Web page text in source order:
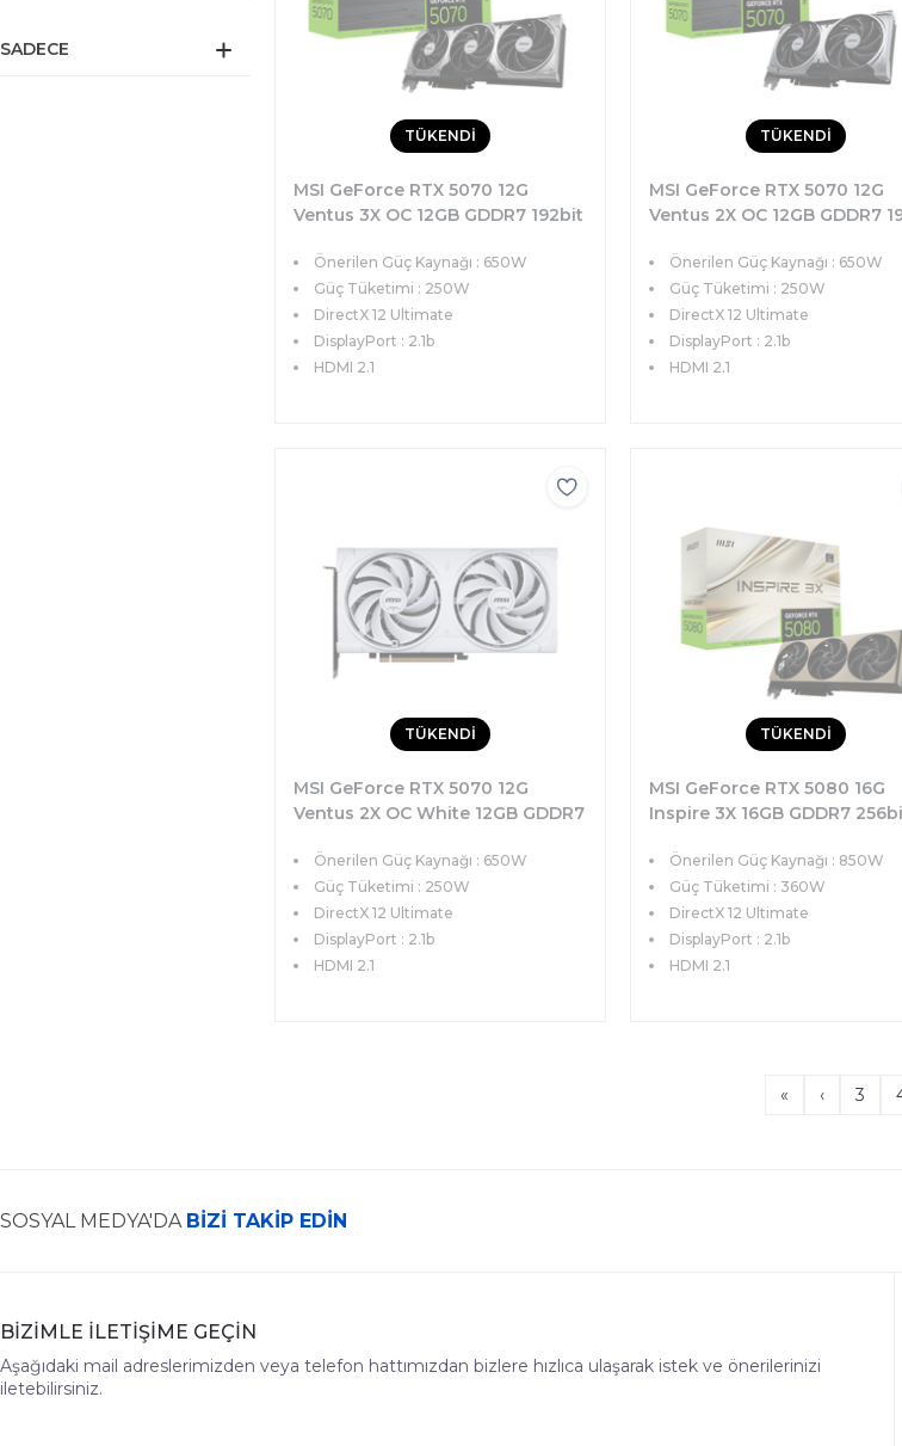
SADECE
MSI GeForce RTX 5070 12G
Ventus 3X OC 12GB GDDR7 192bit
Ekran Kartı
Önerilen Güç Kaynağı : 650W
Güç Tüketimi : 250W
DirectX 12 Ultimate
DisplayPort : 2.1b
HDMI 2.1
TÜKENDİ
MSI GeForce RTX 5070 12G
Ventus 2X OC 12GB GDDR7
Ekran Kartı
Önerilen Güç Kaynağı : 650W
Güç Tüketimi : 250W
DirectX 12 Ultimate
DisplayPort : 2.1b
HDMI 2.1
TÜKENDİ
MSI GeForce RTX 5070 12G
Ventus 2X OC White 12GB GDDR7
1xHDMI) Ekran Kartı
Önerilen Güç Kaynağı : 650W
Güç Tüketimi : 250W
DirectX 12 Ultimate
DisplayPort : 2.1b
HDMI 2.1
TÜKENDİ
MSI GeForce RTX 5080 16G
Inspire 3X 16GB GDDR7
Ekran Kartı
Önerilen Güç Kaynağı : 850W
Güç Tüketimi : 360W
DirectX 12 Ultimate
DisplayPort : 2.1b
HDMI 2.1
TÜKENDİ
« ‹ 3
SOSYAL MEDYA'DA BİZİ TAKİP EDİN
BİZİMLE İLETİŞİME GEÇİN
Aşağıdaki mail adreslerimizden veya telefon hattımızdan bizlere hızlıca ulaşarak istek ve önerilerinizi
iletebilirsiniz.